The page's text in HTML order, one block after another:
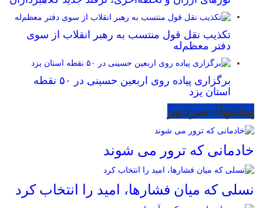
تکذیب نقل قول منتسب به رهبر انقلاب از سوی
دفتر معظم‌له
برگزاری پیاده روی اربعین حسینی در ۵۰ نقطه
استان یزد
پیشنهاد سردبیر
خادمانی که ترور می شوند
نسلی که میان فشارها، امید را انتخاب کرد